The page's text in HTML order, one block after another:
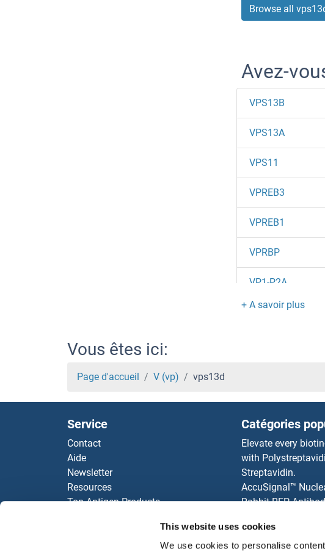
This website uses cookies
We use cookies to personalise
Browse all
Avez-
VPS13B
VPS13A
VPS11
VPREB3
VPREB1
VPRBP
VP1-P2A
Vomeronasal 1
VNN3
VNN2
VNN1
Vnfk
VnfG
Vous êtes ici:
Page d'accueil V (vp) vps13d
Service
Contact
Aide
Newsletter
Resources
Top Antigen Products
Catégories
Elevate every
with
Streptavidin.
AccuSignal™
Rabbit RFP
ELISA Kits
antibodies online